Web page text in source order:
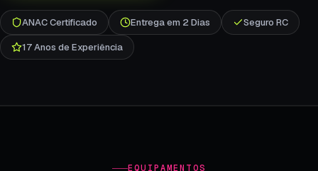
ANAC Certificado Entrega em 2 Dias Seguro RC
17 Anos de Experiência
EQUIPAMENTOS